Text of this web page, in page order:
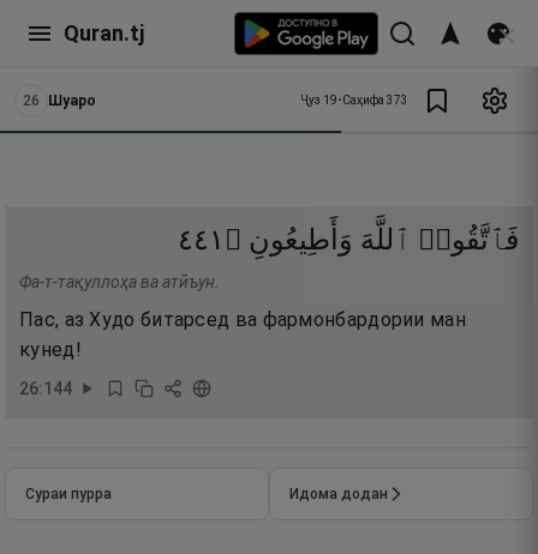
Quran.tj
26 Шуаро Ҷуз 19•Саҳифа 373
فَٱتَّقُوا۟ ٱللَّهَ وَأَطِيعُونِ ۝ ١٤٤
Фа-т-тақуллоҳа ва атӣъун.
Пас, аз Худо битарсед ва фармонбардории ман
кунед!
26:144
Сураи пурра Идома додан